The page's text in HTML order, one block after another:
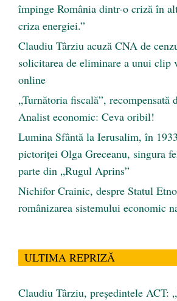
împinge România dintr-o criză în
criza energiei.”
Claudiu Târziu acuză CNA de
solicitarea de eliminare a unui clip
online
„Turnătoria fiscală”, recompensată
Analist economic: Ceva oribil!
Lumina Sfântă la Ierusalim, în
pictoriței Olga Greceanu, singura
parte din „Rugul Aprins”
Nichifor Crainic, despre Statul
românizarea sistemului economic
ULTIMA REPRIZĂ
Claudiu Târziu, președintele ACT: